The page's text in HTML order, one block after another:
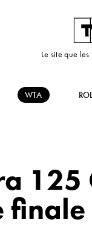
Le site que
WTA
125
finale